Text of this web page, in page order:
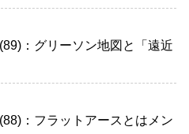
：グリーソン地図と「遠近
：フラットアースとはメン